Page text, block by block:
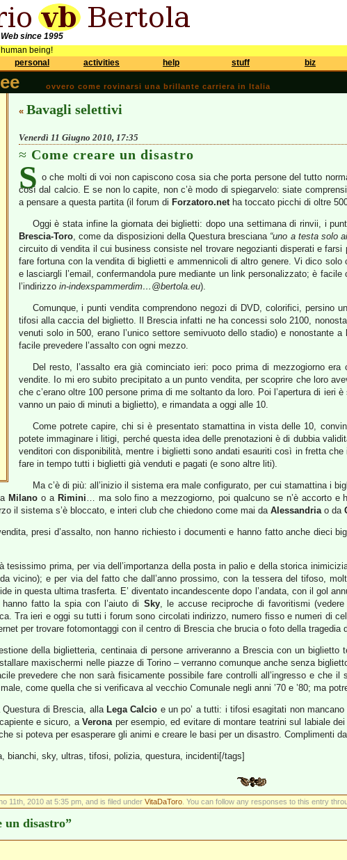
since 1995
being!
personal activities help stuff biz
ovvero come rovinarsi una brillante carriera in Italia
« Bavagli selettivi
Venerdì 11 Giugno 2010, 17:35
Come creare un disastro
S o che molti di voi non capiscono cosa sia che porta persone del tutto
così dal calcio. E se non lo capite, non c’è modo di spiegarvelo: siate
a pensare a questa partita (il forum di Forzatoro.netha toccato picchi di oltre
Oggi è stata infine la giornata dei biglietti: dopo una settimana di rinvii, i
Brescia-Toro, come da disposizioni della Questura bresciana “uno a testa solo
circuito di vendita il cui business consiste nel trovare negozianti disperati e farsi
fare fortuna con la vendita di biglietti e ammennicoli di altro genere. Vi dico solo
e lasciargli l’email, confermandola pure mediante un link personalizzato; è
l’indirizzo in-indexspammerdim…@bertola.eu).
Comunque, i punti vendita comprendono negozi di DVD, colorifici, persino
tifosi alla caccia del biglietto. Il Brescia infatti ne ha concessi solo 2100,
venuti solo in 500, erano l’unico settore semivuoto dello stadio) e nonostante a
facile prevedere l’assalto con ogni mezzo.
Del resto, l’assalto era già cominciato ieri: poco prima di mezzogiorno
vendite. Io mi ero subito precipitato a un punto vendita, per scoprire che loro
che c’erano oltre 100 persone prima di me soltanto da loro. Poi l’apertura di
vanno un paio di minuti a biglietto), e rimandata a oggi alle 10.
Come potrete capire, chi si è presentato stamattina in vista delle 10,
potete immaginare i litigi, perché questa idea delle prenotazioni è di dubbia
venditori con disponibilità, mentre i biglietti sono andati esauriti così in fretta
fare in tempo tutti i biglietti già venduti e pagati (e sono altre liti).
Ma c’è di più: all’inizio il sistema era male configurato, per cui stamattina i
Milano o a Rimini… ma solo fino a mezzogiorno, poi qualcuno se n’è accorto e
il sistema s’è bloccato, e interi club che chiedono come mai da Alessandriao da
presi d’assalto, non hanno richiesto i documenti e hanno fatto anche dieci
tesissimo prima, per via dell’importanza della posta in palio e della storica
vicino); e per via del fatto che dall’anno prossimo, con la tessera del tifoso,
in questa ultima trasferta. E’ diventato incandescente dopo l’andata, con il gol
hanno fatto la spia con l’aiuto di Sky, le accuse reciproche di favoritismi (vedere
Tra ieri e oggi su tutti i forum sono circolati indirizzo, numero fisso e numeri di
per trovare fotomontaggi con il centro di Brescia che brucia o foto della tragedia
della biglietteria, centinaia di persone arriveranno a Brescia con un
maxischermi nelle piazze di Torino – verranno comunque anche senza
prevedere che non sarà fisicamente possibile fare controlli all’ingresso e che
come quella che si verificava al vecchio Comunale negli anni ’70 e ’80; ma
di Brescia, alla Lega Calcio e un po’ a tutti: i tifosi esagitati non
e sicuro, aVeronaper esempio, ed evitare di montare teatrini sul labiale
si poteva per esasperare gli animi e creare le basi per un disastro. Complimenti
bianchi, sky, ultras, tifosi, polizia, questura, incidenti[/tags]
11th, 2010 at 5:35 pm, and is filed under VitaDaToro. You can follow any responses to this entry
un disastro”